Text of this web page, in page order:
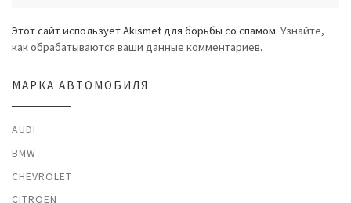
Этот сайт использует Akismet для борьбы со спамом. Узнайте,
как обрабатываются ваши данные комментариев.
МАРКА АВТОМОБИЛЯ
AUDI
BMW
CHEVROLET
CITROEN